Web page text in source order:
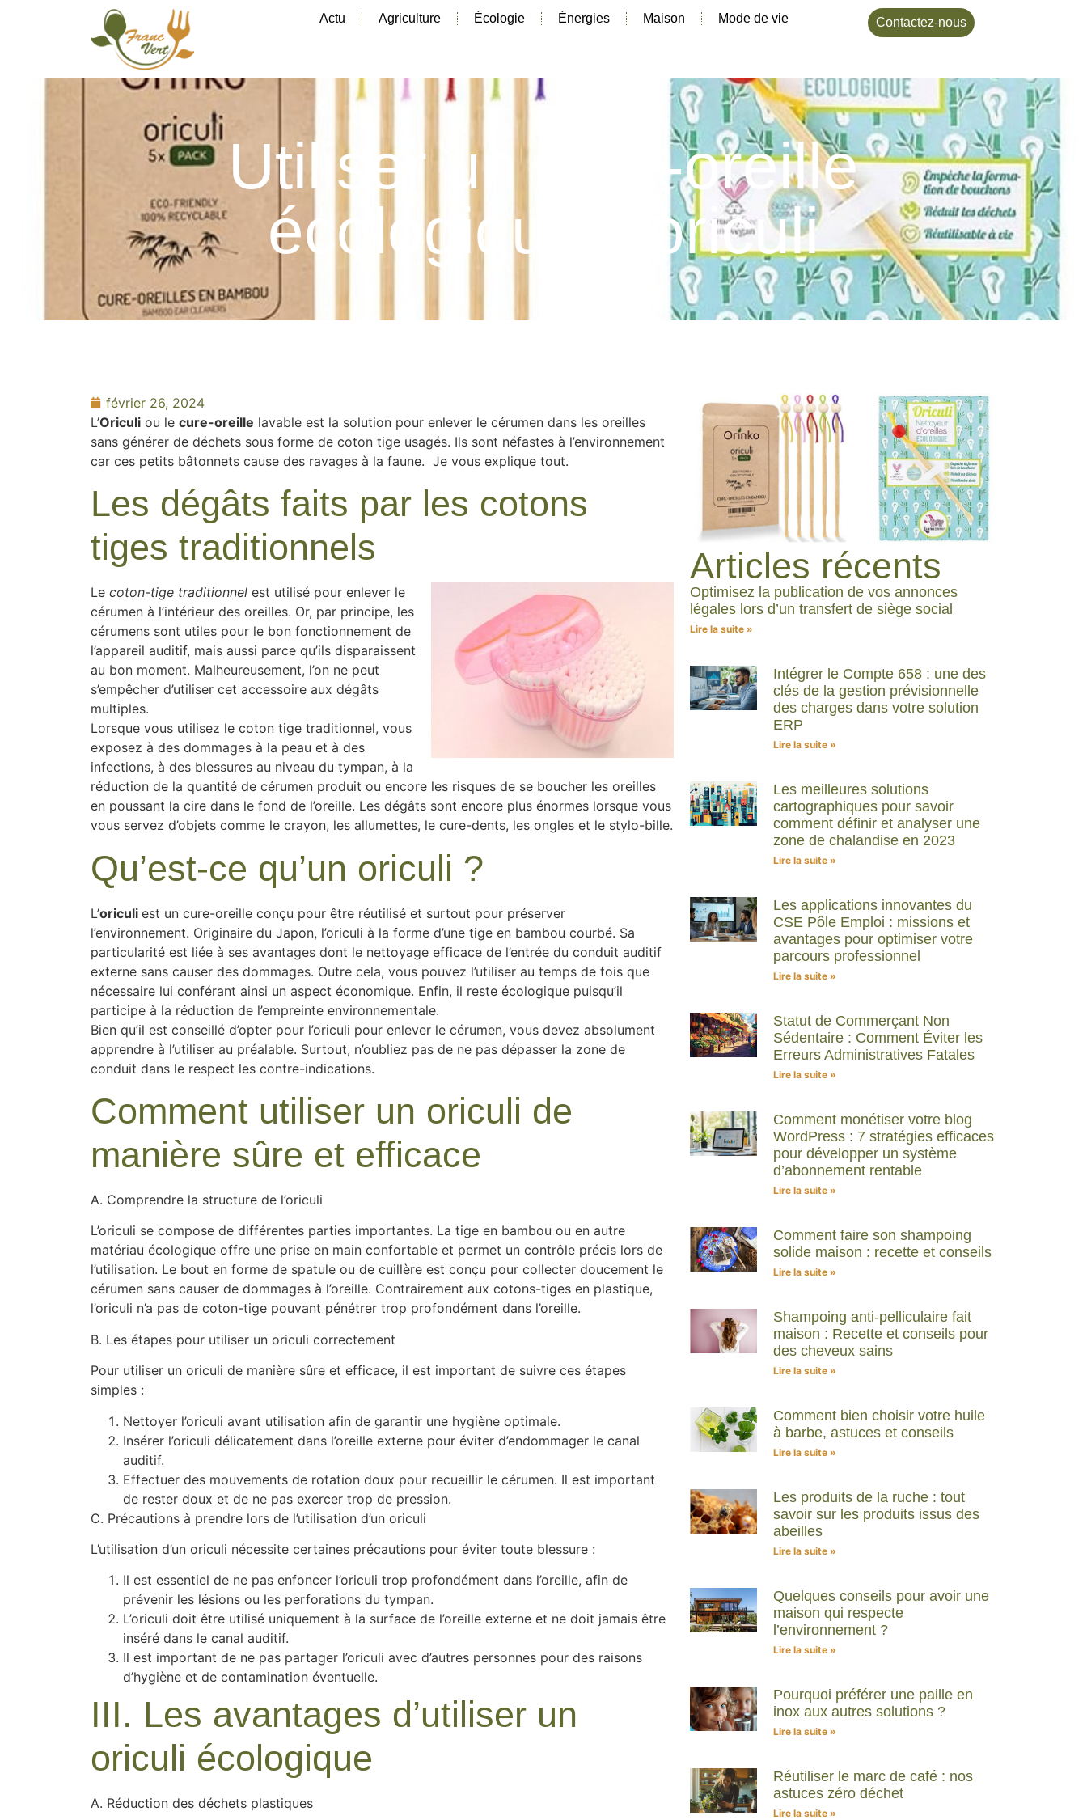
Actu Agriculture Écologie Énergies Maison Mode de vie Contactez-nous
Utiliser un cure-oreille
écologique, l’oriculi
février 26, 2024
L’Oriculi ou le cure-oreille lavable est la solution pour enlever le cérumen dans les oreilles
sans générer de déchets sous forme de coton tige usagés. Ils sont néfastes à l’environnement
car ces petits bâtonnets cause des ravages à la faune. Je vous explique tout.
Les dégâts faits par les cotons
tiges traditionnels
Le coton-tige traditionnel est utilisé pour enlever le
cérumen à l’intérieur des oreilles. Or, par principe, les
cérumens sont utiles pour le bon fonctionnement de
l’appareil auditif, mais aussi parce qu’ils disparaissent
au bon moment. Malheureusement, l’on ne peut
s’empêcher d’utiliser cet accessoire aux dégâts
multiples.
Lorsque vous utilisez le coton tige traditionnel, vous
exposez à des dommages à la peau et à des
infections, à des blessures au niveau du tympan, à la
réduction de la quantité de cérumen produit ou encore les risques de se boucher les oreilles
en poussant la cire dans le fond de l’oreille. Les dégâts sont encore plus énormes lorsque vous
vous servez d’objets comme le crayon, les allumettes, le cure-dents, les ongles et le stylo-bille.
Qu’est-ce qu’un oriculi ?
L’oriculi est un cure-oreille conçu pour être réutilisé et surtout pour préserver
l’environnement. Originaire du Japon, l’oriculi à la forme d’une tige en bambou courbé. Sa
particularité est liée à ses avantages dont le nettoyage efficace de l’entrée du conduit auditif
externe sans causer des dommages. Outre cela, vous pouvez l’utiliser au temps de fois que
nécessaire lui conférant ainsi un aspect économique. Enfin, il reste écologique puisqu’il
participe à la réduction de l’empreinte environnementale.
Bien qu’il est conseillé d’opter pour l’oriculi pour enlever le cérumen, vous devez absolument
apprendre à l’utiliser au préalable. Surtout, n’oubliez pas de ne pas dépasser la zone de
conduit dans le respect les contre-indications.
Comment utiliser un oriculi de
manière sûre et efficace
A. Comprendre la structure de l’oriculi
L’oriculi se compose de différentes parties importantes. La tige en bambou ou en autre
matériau écologique offre une prise en main confortable et permet un contrôle précis lors de
l’utilisation. Le bout en forme de spatule ou de cuillère est conçu pour collecter doucement le
cérumen sans causer de dommages à l’oreille. Contrairement aux cotons-tiges en plastique,
l’oriculi n’a pas de coton-tige pouvant pénétrer trop profondément dans l’oreille.
B. Les étapes pour utiliser un oriculi correctement
Pour utiliser un oriculi de manière sûre et efficace, il est important de suivre ces étapes
simples :
Nettoyer l’oriculi avant utilisation afin de garantir une hygiène optimale.
Insérer l’oriculi délicatement dans l’oreille externe pour éviter d’endommager le canal
auditif.
Effectuer des mouvements de rotation doux pour recueillir le cérumen. Il est important
de rester doux et de ne pas exercer trop de pression.
C. Précautions à prendre lors de l’utilisation d’un oriculi
L’utilisation d’un oriculi nécessite certaines précautions pour éviter toute blessure :
Il est essentiel de ne pas enfoncer l’oriculi trop profondément dans l’oreille, afin de
prévenir les lésions ou les perforations du tympan.
L’oriculi doit être utilisé uniquement à la surface de l’oreille externe et ne doit jamais être
inséré dans le canal auditif.
Il est important de ne pas partager l’oriculi avec d’autres personnes pour des raisons
d’hygiène et de contamination éventuelle.
III. Les avantages d’utiliser un
oriculi écologique
A. Réduction des déchets plastiques
Articles récents
Optimisez la publication de vos annonces
légales lors d’un transfert de siège social
Lire la suite »
Intégrer le Compte 658 : une des
clés de la gestion prévisionnelle
des charges dans votre solution
ERP
Lire la suite »
Les meilleures solutions
cartographiques pour savoir
comment définir et analyser une
zone de chalandise en 2023
Lire la suite »
Les applications innovantes du
CSE Pôle Emploi : missions et
avantages pour optimiser votre
parcours professionnel
Lire la suite »
Statut de Commerçant Non
Sédentaire : Comment Éviter les
Erreurs Administratives Fatales
Lire la suite »
Comment monétiser votre blog
WordPress : 7 stratégies efficaces
pour développer un système
d’abonnement rentable
Lire la suite »
Comment faire son shampoing
solide maison : recette et conseils
Lire la suite »
Shampoing anti-pelliculaire fait
maison : Recette et conseils pour
des cheveux sains
Lire la suite »
Comment bien choisir votre huile
à barbe, astuces et conseils
Lire la suite »
Les produits de la ruche : tout
savoir sur les produits issus des
abeilles
Lire la suite »
Quelques conseils pour avoir une
maison qui respecte
l’environnement ?
Lire la suite »
Pourquoi préférer une paille en
inox aux autres solutions ?
Lire la suite »
Réutiliser le marc de café : nos
astuces zéro déchet
Lire la suite »